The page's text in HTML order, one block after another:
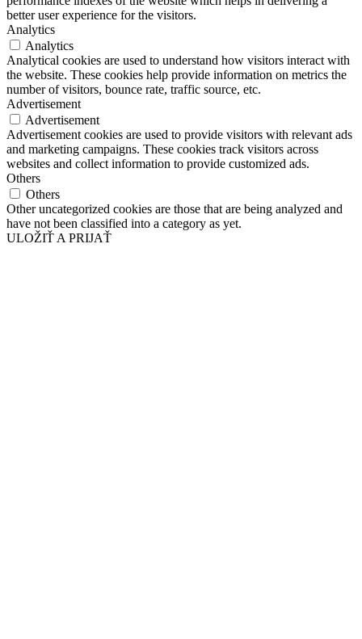
better user experience for the visitors.
Analytics
Analytics
Analytical cookies are used to understand how visitors interact with
the website. These cookies help provide information on metrics the
number of visitors, bounce rate, traffic source, etc.
Advertisement
Advertisement
Advertisement cookies are used to provide visitors with relevant ads
and marketing campaigns. These cookies track visitors across
websites and collect information to provide customized ads.
Others
Others
Other uncategorized cookies are those that are being analyzed and
have not been classified into a category as yet.
ULOŽIŤ A PRIJAŤ